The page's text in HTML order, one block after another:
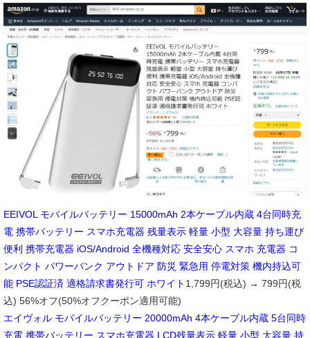
EEIVOL モバイルバッテリー 15000mAh 2本ケーブル内蔵 4台同時充
電 携帯バッテリー スマホ充電器 残量表示 軽量 小型 大容量 持ち運び
便利 携帯充電器 iOS/Android 全機種対応 安全安心 スマホ 充電器 コ
ンパクト パワーバンク アウトドア 防災 緊急用 停電対策 機内持込可
能 PSE認証済 適格請求書発行可 ホワイト 1,799円(税込) → 799円(税
込) 56%オフ(50%オフクーポン適用可能)
エイヴォル モバイルバッテリー 20000mAh 4本ケーブル内蔵 5台同時
充電 携帯バッテリー スマホ充電器 LCD残量表示 軽量 小型 大容量 持